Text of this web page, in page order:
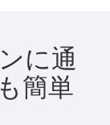
に通
簡単